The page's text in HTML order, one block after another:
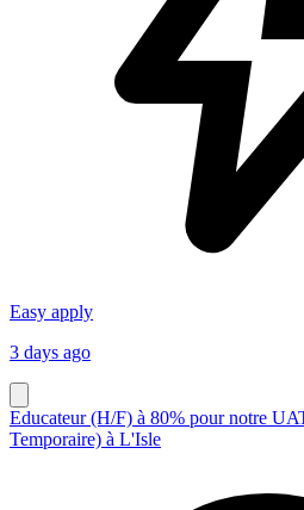
Easy apply
3 days ago
Educateur (H/F) à 80% pour notre
Temporaire) à L'Isle